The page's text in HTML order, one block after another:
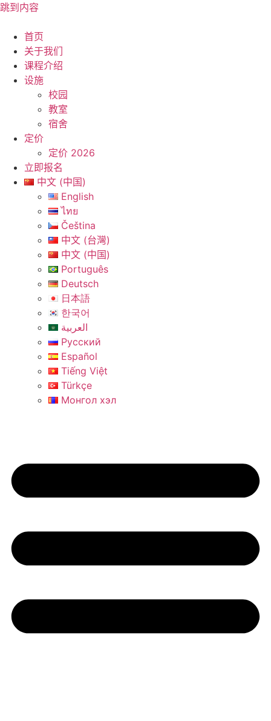
跳到内容
首页
关于我们
课程介绍
设施
校园
教室
宿舍
定价
定价 2026
立即报名
中文 (中国)
English
ไทย
Čeština
中文 (台灣)
中文 (中国)
Português
Deutsch
日本語
한국어
العربية
Русский
Español
Tiếng Việt
Türkçe
Монгол хэл